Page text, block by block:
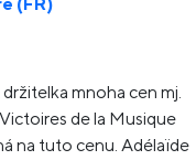
mnoha cen mj.
de la Musique
na tuto cenu. Adélaïde